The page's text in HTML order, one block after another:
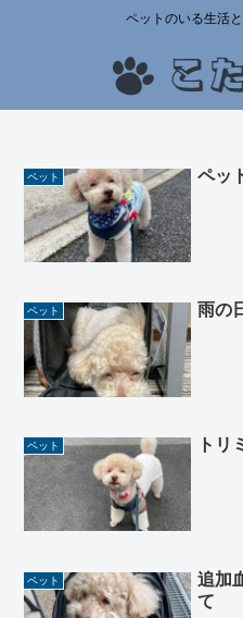
ペットのいる生活
ペット ペッ
ペット 雨の
ペット トリ
ペット
追加
て